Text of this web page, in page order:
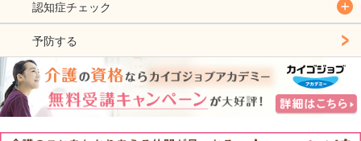
認知症チェック
予防する